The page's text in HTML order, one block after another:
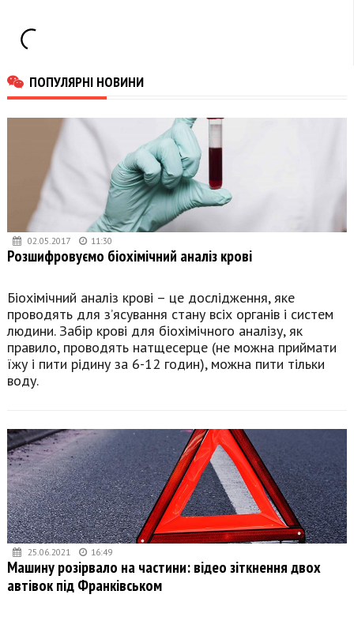
ПОПУЛЯРНІ НОВИНИ
02.05.2017 11:30
Розшифровуємо біохімічний аналіз крові
Біохімічний аналіз крові – це дослідження, яке
проводять для з’ясування стану всіх органів і систем
людини. Забір крові для біохімічного аналізу, як
правило, проводять натщесерце (не можна приймати
їжу і пити рідину за 6-12 годин), можна пити тільки
воду.
25.06.2021 16:49
Машину розірвало на частини: відео зіткнення двох
автівок під Франківськом